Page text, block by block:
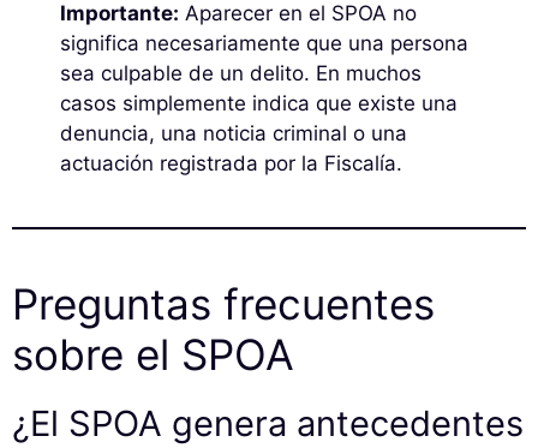
Importante: Aparecer en el SPOA no
significa necesariamente que una persona
sea culpable de un delito. En muchos
casos simplemente indica que existe una
denuncia, una noticia criminal o una
actuación registrada por la Fiscalía.
Preguntas frecuentes
sobre el SPOA
¿El SPOA genera antecedentes